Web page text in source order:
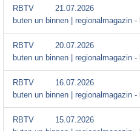
RBTV
21.07.2026
buten un binnen | regionalmagazin -
RBTV
20.07.2026
buten un binnen | regionalmagazin -
RBTV
16.07.2026
buten un binnen | regionalmagazin -
RBTV
15.07.2026